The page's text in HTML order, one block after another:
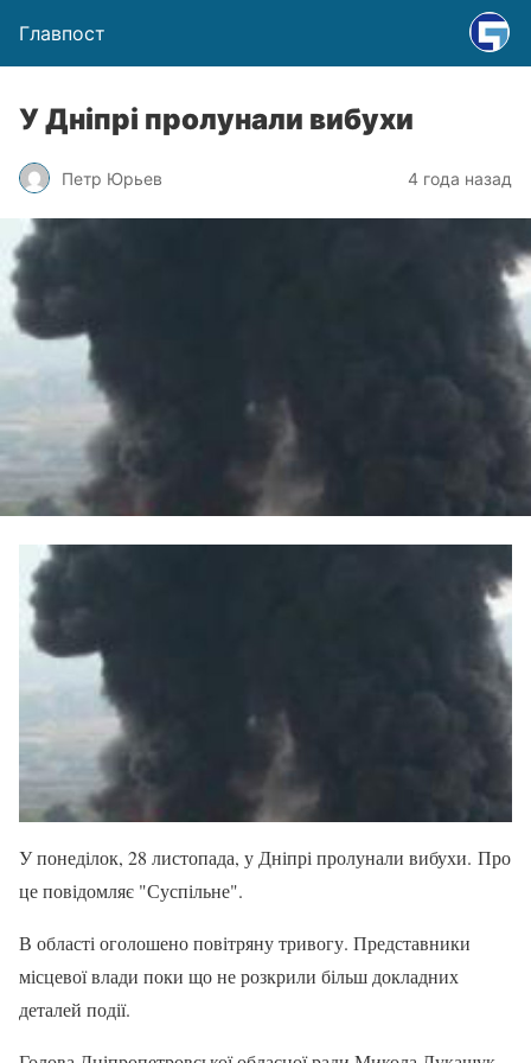
Главпост
У Дніпрі пролунали вибухи
Петр Юрьев 4 года назад
У понеділок, 28 листопада, у Дніпрі пролунали вибухи. Про
це повідомляє "Суспільне".
В області оголошено повітряну тривогу. Представники
місцевої влади поки що не розкрили більш докладних
деталей події.